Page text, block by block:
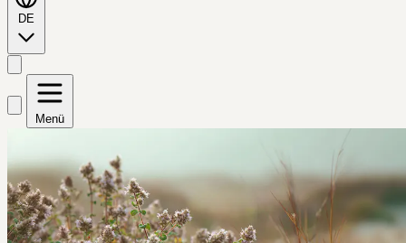
DE
Menü